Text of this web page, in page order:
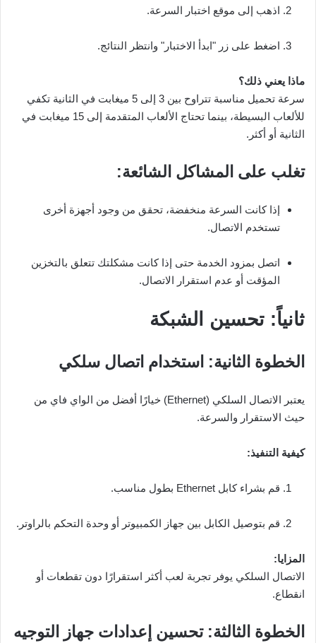
اذهب إلى موقع اختبار السرعة.
اضغط على زر "ابدأ الاختبار" وانتظر النتائج.
ماذا يعني ذلك؟
سرعة تحميل مناسبة تتراوح بين 3 إلى 5 ميغابت في الثانية تكفي
للألعاب البسيطة، بينما تحتاج الألعاب المتقدمة إلى 15 ميغابت في
الثانية أو أكثر.
تغلب على المشاكل الشائعة:
إذا كانت السرعة منخفضة، تحقق من وجود أجهزة أخرى
تستخدم الاتصال.
اتصل بمزود الخدمة حتى إذا كانت مشكلتك تتعلق بالتخزين
المؤقت أو عدم استقرار الاتصال.
ثانياً: تحسين الشبكة
الخطوة الثانية: استخدام اتصال سلكي
يعتبر الاتصال السلكي (Ethernet) خيارًا أفضل من الواي فاي من
حيث الاستقرار والسرعة.
كيفية التنفيذ:
قم بشراء كابل Ethernet بطول مناسب.
قم بتوصيل الكابل بين جهاز الكمبيوتر أو وحدة التحكم بالراوتر.
المزايا:
الاتصال السلكي يوفر تجربة لعب أكثر استقرارًا دون تقطعات أو
انقطاع.
الخطوة الثالثة: تحسين إعدادات جهاز التوجيه